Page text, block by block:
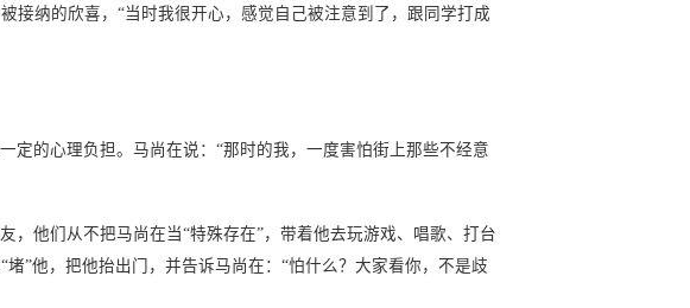
接纳的欣喜，“当时我很开心，感觉自己被注意到了，跟同学打成
的心理负担。马尚在说：“那时的我，一度害怕街上那些不经意
他们从不把马尚在当“特殊存在”，带着他去玩游戏、唱歌、打台
”他，把他抬出门，并告诉马尚在：“怕什么？大家看你，不是歧